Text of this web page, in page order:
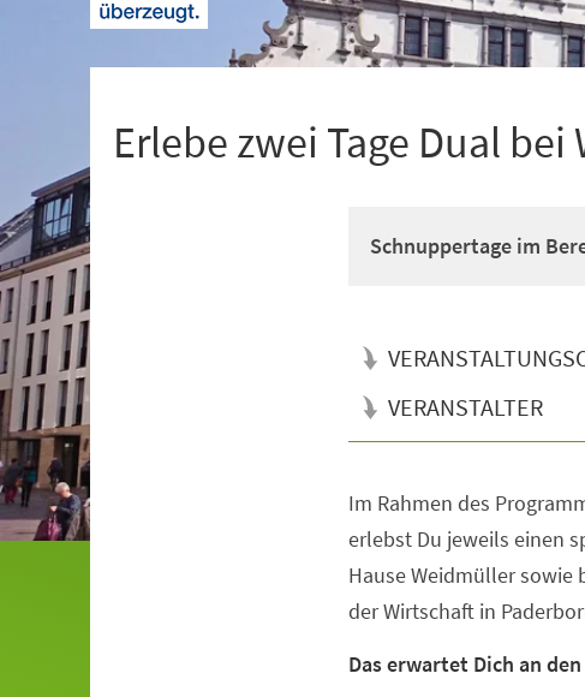
Erlebe zwei Tage Dual
Schnuppertage im
VERANSTALTER
Im Rahmen des
erlebst Du jeweils einen
Hause Weidmüller sowie
der Wirtschaft in
Das erwartet Dich an